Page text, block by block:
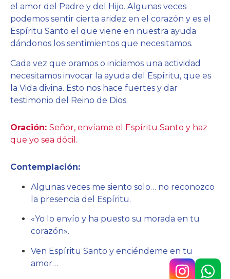
el amor del Padre y del Hijo. Algunas veces
podemos sentir cierta aridez en el corazón y es el
Espíritu Santo el que viene en nuestra ayuda
dándonos los sentimientos que necesitamos.
Cada vez que oramos o iniciamos una actividad
necesitamos invocar la ayuda del Espíritu, que es
la Vida divina. Esto nos hace fuertes y dar
testimonio del Reino de Dios.
Oración: Señor, envíame el Espíritu Santo y haz
que yo sea dócil.
Contemplación:
Algunas veces me siento solo… no reconozco
la presencia del Espíritu.
«Yo lo envío y ha puesto su morada en tu
corazón».
Ven Espíritu Santo y enciéndeme en tu
amor…